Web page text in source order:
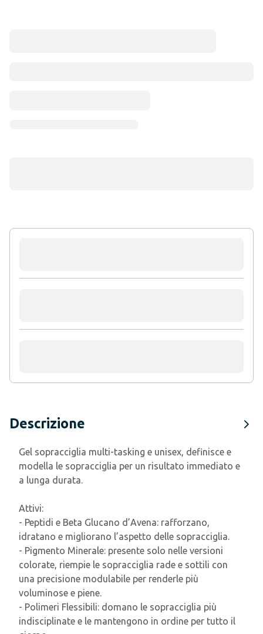
Descrizione
Gel sopracciglia multi-tasking e unisex, definisce e
modella le sopracciglia per un risultato immediato e
a lunga durata.
Attivi:
- Peptidi e Beta Glucano d’Avena: rafforzano,
idratano e migliorano l’aspetto delle sopracciglia.
- Pigmento Minerale: presente solo nelle versioni
colorate, riempie le sopracciglia rade e sottili con
una precisione modulabile per renderle più
voluminose e piene.
- Polimeri Flessibili: domano le sopracciglia più
indisciplinate e le mantengono in ordine per tutto il